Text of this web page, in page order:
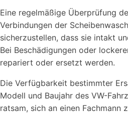
Eine regelmäßige Überprüfung
Verbindungen der
sicherzustellen, dass sie intakt
Bei Beschädigungen oder
repariert oder ersetzt werden.
Die Verfügbarkeit bestimmter
Modell und Baujahr des VW-
ratsam, sich an einen Fachmann